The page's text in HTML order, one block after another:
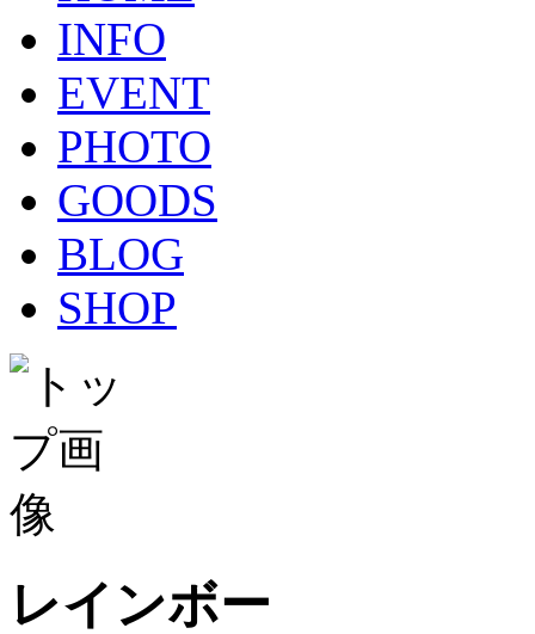
INFO
EVENT
PHOTO
GOODS
BLOG
SHOP
レインボー